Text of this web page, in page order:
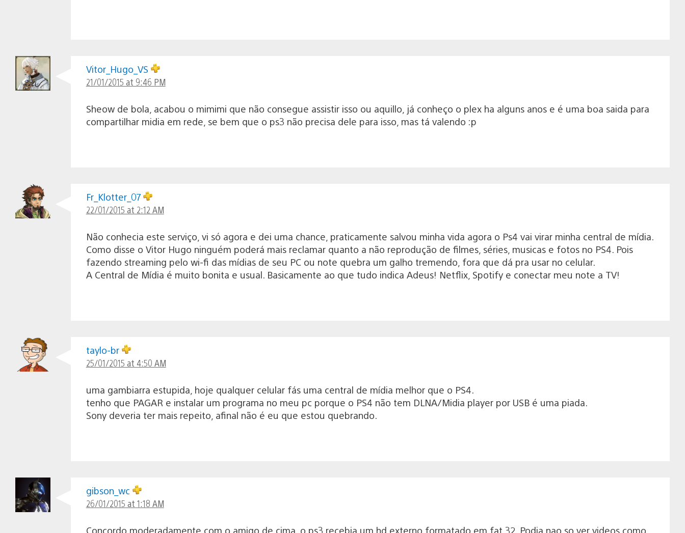
Vitor_Hugo_VS
21/01/2015 at 9:46 PM
Sheow de bola, acabou o mimimi que não consegue assistir isso ou aquillo, já conheço o plex ha alguns anos e é uma boa saida para
compartilhar midia em rede, se bem que o ps3 não precisa dele para isso, mas tá valendo :p
Fr_Klotter_07
22/01/2015 at 2:12 AM
Não conhecia este serviço, vi só agora e dei uma chance, praticamente salvou minha vida agora o Ps4 vai virar minha central de mídia.
Como disse o Vitor Hugo ninguém poderá mais reclamar quanto a não reprodução de filmes, séries, musicas e fotos no PS4. Pois
fazendo streaming pelo wi-fi das mídias de seu PC ou note quebra um galho tremendo, fora que dá pra usar no celular.
A Central de Mídia é muito bonita e usual. Basicamente ao que tudo indica Adeus! Netflix, Spotify e conectar meu note a TV!
taylo-br
25/01/2015 at 4:50 AM
uma gambiarra estupida, hoje qualquer celular fás uma central de mídia melhor que o PS4.
tenho que PAGAR e instalar um programa no meu pc porque o PS4 não tem DLNA/Midia player por USB é uma piada.
Sony deveria ter mais repeito, afinal não é eu que estou quebrando.
gibson_wc
26/01/2015 at 1:18 AM
Concordo moderadamente com o amigo de cima, o ps3 recebia um hd externo formatado em fat 32. Podia nao so ver videos como